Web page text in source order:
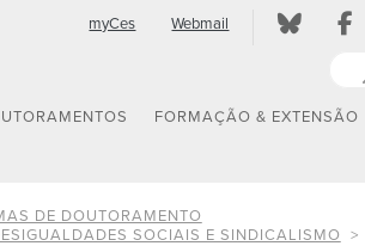
myCes Webmail
FORMAÇÃO & EXTENSÃO
DE DOUTORAMENTO
SOCIAIS E SINDICALISMO